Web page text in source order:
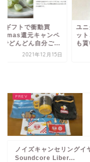
ギフトで衝動買
Xmas還元キャンペ
でどんどん自分ご...
2021年12月15日
ユ
ッ
も貰
ノイズキャンセリング
Soundcore Liber...